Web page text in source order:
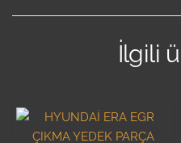
İlgili